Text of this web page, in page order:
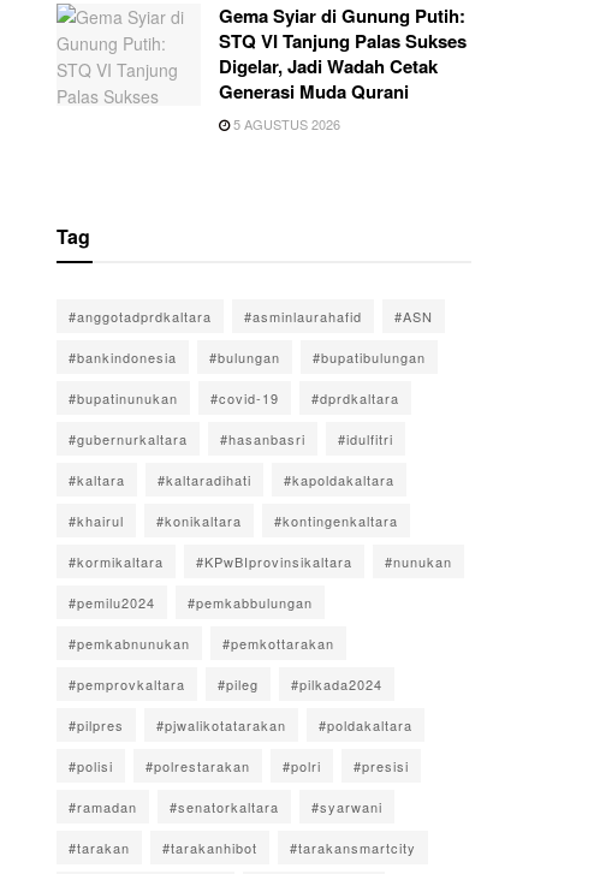
Gema Syiar di Gunung Putih:
STQ VI Tanjung Palas Sukses
Digelar, Jadi Wadah Cetak
Generasi Muda Qurani
5 AGUSTUS 2026
Tag
#anggotadprdkaltara #asminlaurahafid #ASN
#bankindonesia #bulungan #bupatibulungan
#bupatinunukan #covid-19 #dprdkaltara
#gubernurkaltara #hasanbasri #idulfitri
#kaltara #kaltaradihati #kapoldakaltara
#khairul #konikaltara #kontingenkaltara
#kormikaltara #KPwBIprovinsikaltara #nunukan
#pemilu2024 #pemkabbulungan
#pemkabnunukan #pemkottarakan
#pemprovkaltara #pileg #pilkada2024
#pilpres #pjwalikotatarakan #poldakaltara
#polisi #polrestarakan #polri #presisi
#ramadan #senatorkaltara #syarwani
#tarakan #tarakanhibot #tarakansmartcity